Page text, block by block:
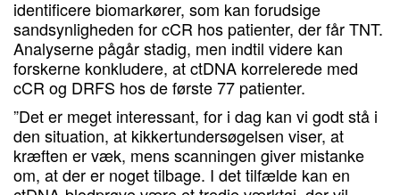
identificere biomarkører, som kan forudsige
sandsynligheden for cCR hos patienter, der får TNT.
Analyserne pågår stadig, men indtil videre kan
forskerne konkludere, at ctDNA korrelerede med
cCR og DRFS hos de første 77 patienter.
”Det er meget interessant, for i dag kan vi godt stå i
den situation, at kikkertundersøgelsen viser, at
kræften er væk, mens scanningen giver mistanke
om, at der er noget tilbage. I det tilfælde kan en